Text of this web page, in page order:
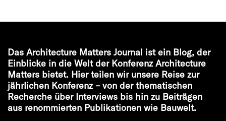
Das Architecture Matters Journal ist ein Blog, der
Einblicke in die Welt der Konferenz Architecture
Matters bietet. Hier teilen wir unsere Reise zur
jährlichen Konferenz – von der thematischen
Recherche über Interviews bis hin zu Beiträgen
aus renommierten Publikationen wie Bauwelt.